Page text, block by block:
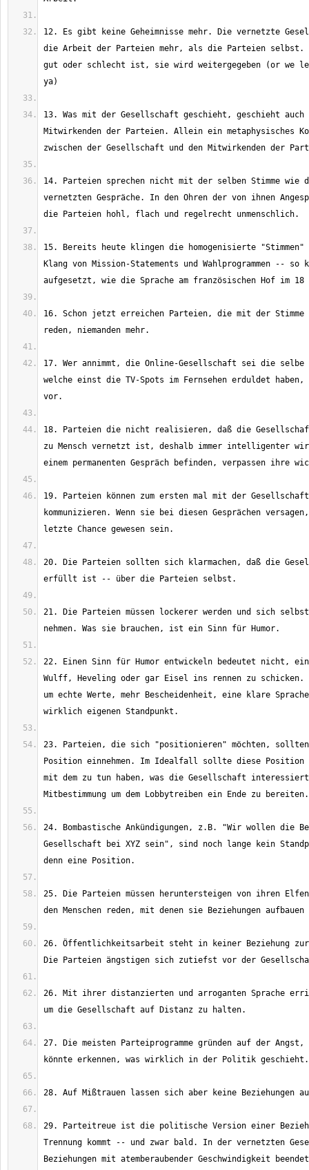
12. Es gibt keine Geheimnisse mehr. Die vernetzte
die Arbeit der Parteien mehr, als die Parteien selbst.
gut oder schlecht ist, sie wird weitergegeben (or we
13. Was mit der Gesellschaft geschieht, geschieht auch
Mitwirkenden der Parteien. Allein ein metaphysisches
14. Parteien sprechen nicht mit der selben Stimme wie
vernetzten Gespräche. In den Ohren der von ihnen
15. Bereits heute klingen die homogenisierte
Klang von Mission-Statements und Wahlprogrammen -- so
16. Schon jetzt erreichen Parteien, die mit der Stimme
17. Wer annimmt, die Online-Gesellschaft sei die
welche einst die TV-Spots im Fernsehen erduldet haben,
18. Parteien die nicht realisieren, daß die
zu Mensch vernetzt ist, deshalb immer intelligenter
19. Parteien können zum ersten mal mit der
kommunizieren. Wenn sie bei diesen Gesprächen
20. Die Parteien sollten sich klarmachen, daß die
21. Die Parteien müssen lockerer werden und sich
22. Einen Sinn für Humor entwickeln bedeutet nicht,
Wulff, Heveling oder gar Eisel ins rennen zu schicken.
um echte Werte, mehr Bescheidenheit, eine klare
23. Parteien, die sich "positionieren" möchten, sollten
Position einnehmen. Im Idealfall sollte diese Position
mit dem zu tun haben, was die Gesellschaft
24. Bombastische Ankündigungen, z.B. "Wir wollen die
Gesellschaft bei XYZ sein", sind noch lange kein
25. Die Parteien müssen heruntersteigen von ihren
26. Öffentlichkeitsarbeit steht in keiner Beziehung
26. Mit ihrer distanzierten und arroganten Sprache
27. Die meisten Parteiprogramme gründen auf der
29. Parteitreue ist die politische Version einer
Trennung kommt -- und zwar bald. In der vernetzten
Beziehungen mit atemberaubender Geschwindigkeit